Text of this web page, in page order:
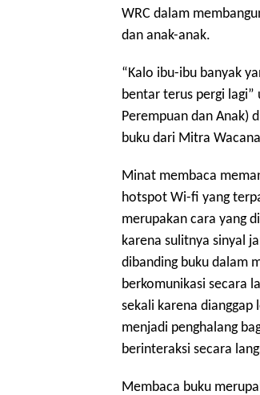
WRC dalam
dan anak-anak.
“Kalo ibu-ibu banyak
bentar terus pergi lagi”
Perempuan dan Anak)
buku dari Mitra
Minat membaca
hotspot Wi-fi yang
merupakan cara yang
karena sulitnya sinyal
dibanding buku dalam
berkomunikasi secara
sekali karena
menjadi penghalang
berinteraksi secara
Membaca buku